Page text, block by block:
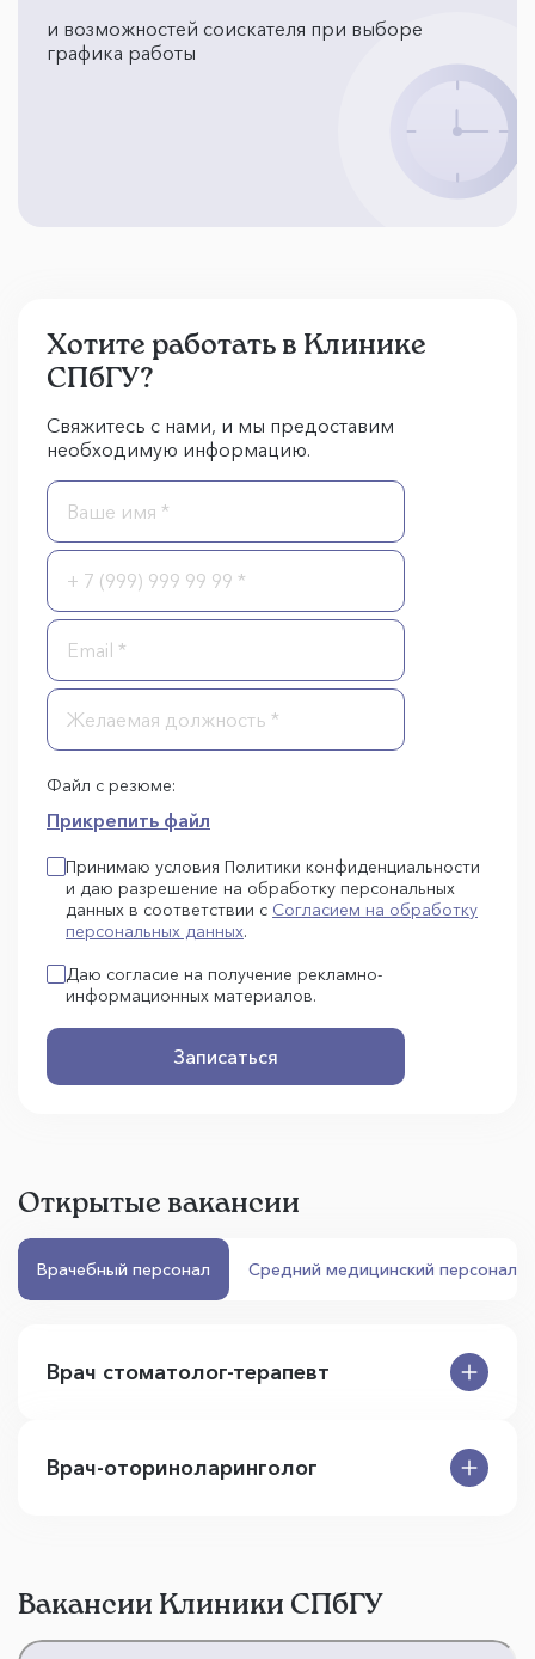
и возможностей соискателя при выборе
графика работы
Хотите работать в Клинике
СПбГУ?
Свяжитесь с нами, и мы предоставим
необходимую информацию.
Файл с резюме:
Прикрепить файл
Принимаю условия Политики конфиденциальности
и даю разрешение на обработку персональных
данных в соответствии с Согласием на обработку
персональных данных.
Даю согласие на получение рекламно-
информационных материалов.
Записаться
Открытые вакансии
Врачебный персонал Средний медицинский персонал
Врач стоматолог-терапевт
Врач-оториноларинголог
Вакансии Клиники СПбГУ